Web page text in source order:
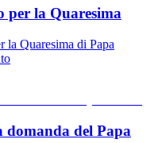
per la Quaresima
la Quaresima di Papa
domanda del Papa